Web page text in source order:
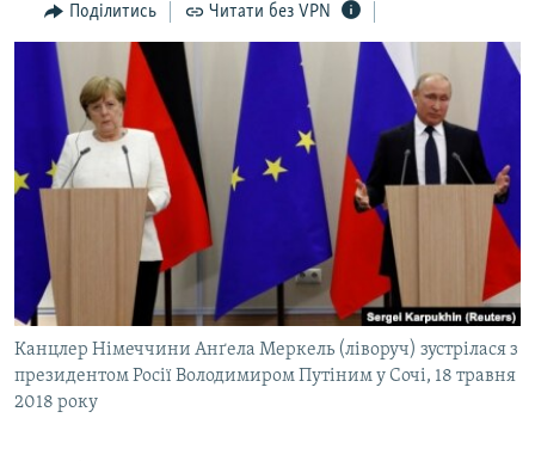
пошукуІНТЕРВ'Ю
ВСЕ ЗА ДЕНЬ
СПЕЦПРОЕКТИ
ДЕПОРТАЦІЯ
ВІДЕОУРОКИ «ELIFBE»
СВІДЧЕННЯ ОКУПАЦІЇ
УКРАЇНСЬКА ПРОБЛЕМА КРИМУ
ІНФОГРАФІКА
ЯК ОБІЙТИ БЛОКУВАННЯ
Русский
Qırımtatar
ДОЛУЧАЙСЯ!
Поділитись Читати без VPN
Канцлер Німеччини Анґела Меркель (ліворуч) зустрілася з
президентом Росії Володимиром Путіним у Сочі, 18 травня
2018 року